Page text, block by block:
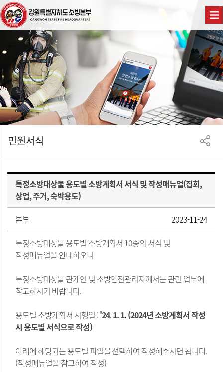
민원서식
특정소방대상물 용도별 소방계획서 서식 및 작성매뉴얼(집회,
상업, 주거, 숙박용도)
본부
2023-11-24
특정소방대상물 용도별 소방계획서 10종의 서식 및
작성매뉴얼을 안내하오니
특정소방대상물 관계인 및 소방안전관리자께서는 관련 업무에
참고하시기 바랍니다.
용도별 소방계획서 시행일 :'24. 1. 1. (2024년 소방계획서 작성
시 용도별 서식으로 작성)
아래에 해당되는 용도별 파일을 선택하여 작성해주시면 됩니다.
(작성매뉴얼을 참고하여 작성)